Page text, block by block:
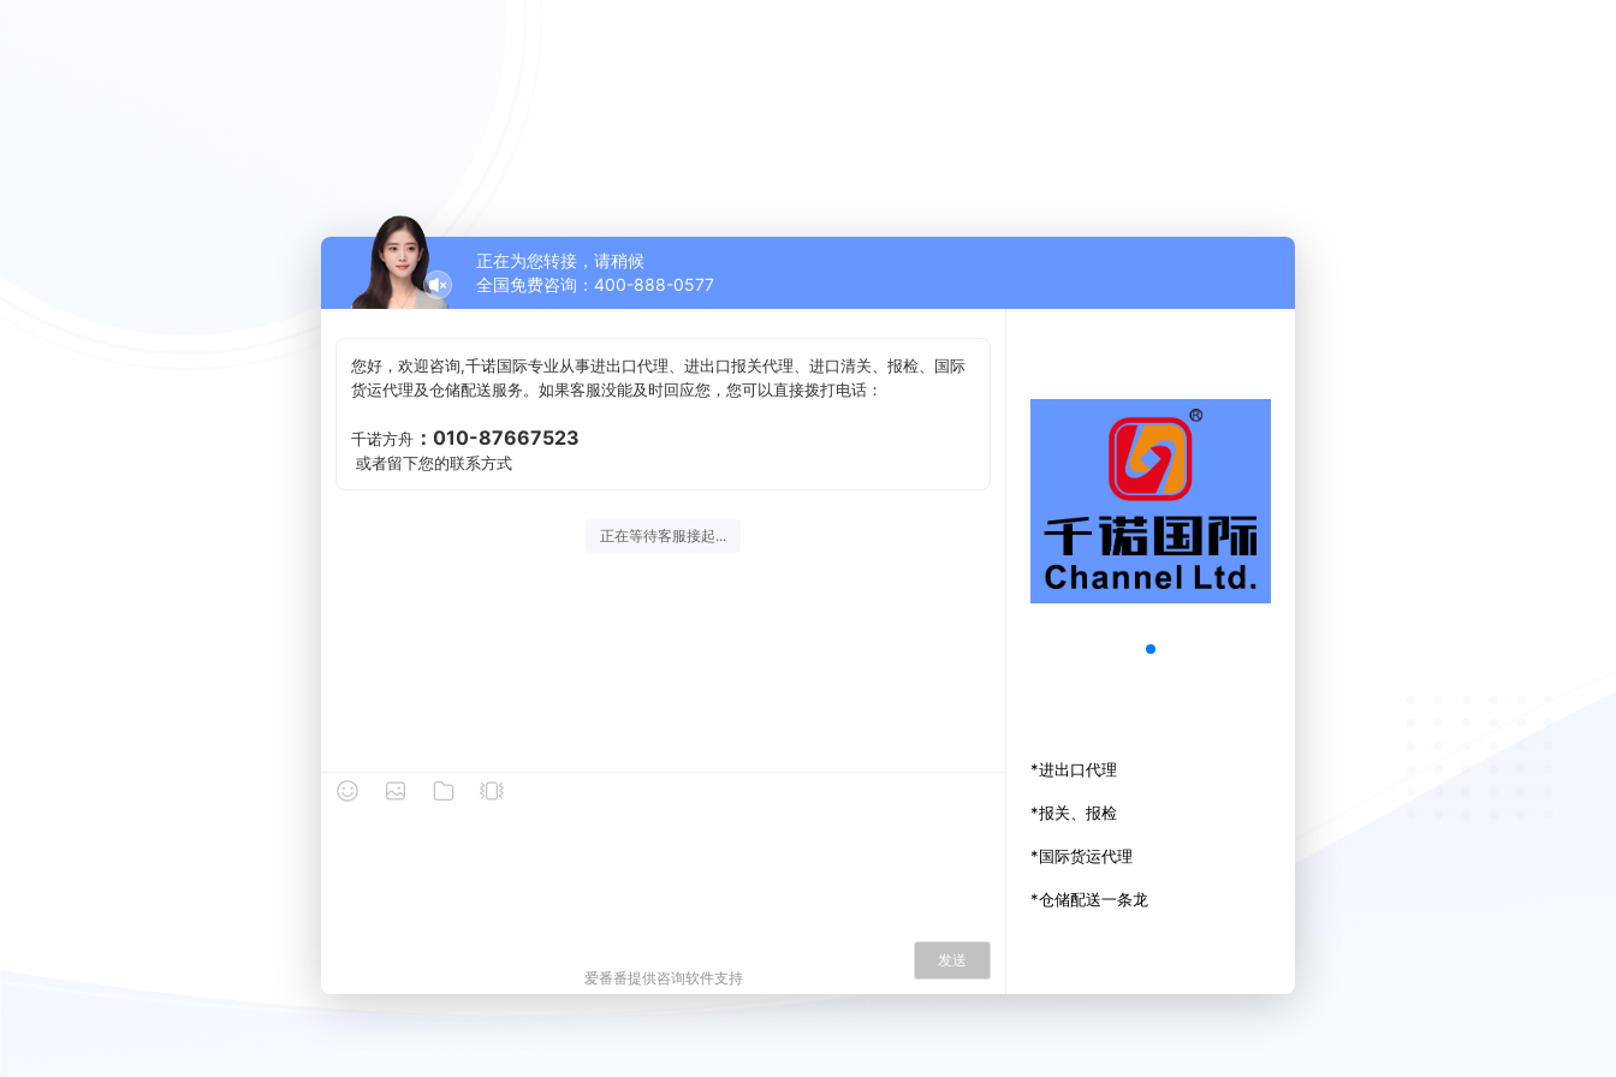
正在为您转接，请稍候
全国免费咨询：400-888-0577
您好，欢迎咨询,千诺国际专业从事进出口代理、进出口报关代理、进口清关、报检、国际
货运代理及仓储配送服务。如果客服没能及时回应您，您可以直接拨打电话：
千诺方舟 ：010-87667523
或者留下您的联系方式
正在等待客服接起...
发送
*进出口代理
*报关、报检
*国际货运代理
*仓储配送一条龙